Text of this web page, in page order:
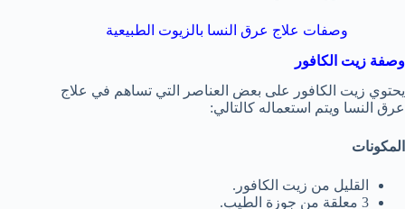
وصفات علاج عرق النسا بالزيوت الطبيعية
وصفة زيت الكافور
يحتوي زيت الكافور على بعض العناصر التي تساهم في علاج
عرق النسا ويتم استعماله كالتالي:
المكونات
القليل من زيت الكافور.
3 معلقة من جوزة الطيب.